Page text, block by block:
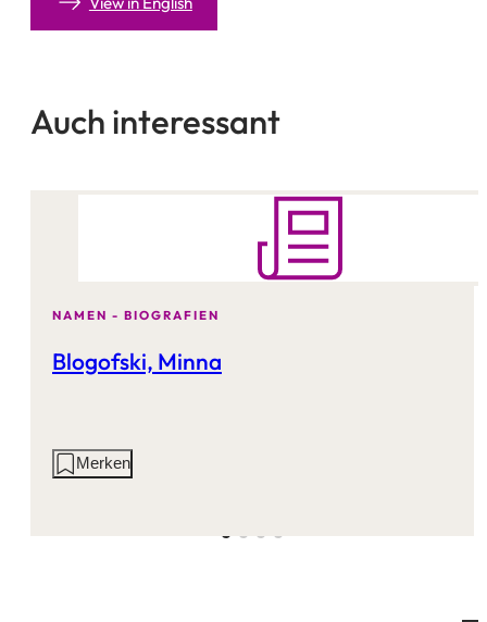
Auch interessant
NAMEN - BIOGRAFIEN
Blogofski, Minna
AktionenMerken